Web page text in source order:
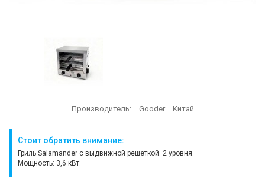
Производитель: Gooder Китай
Стоит обратить внимание:
Гриль Salamander с выдвижной решеткой. 2 уровня.
Мощность: 3,6 кВт.